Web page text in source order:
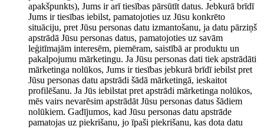
apakšpunkts), Jums ir arī tiesības pārsūtīt datus. Jebkurā brīdī
Jums ir tiesības iebilst, pamatojoties uz Jūsu konkrēto
situāciju, pret Jūsu personas datu izmantošanu, ja datu pārziņš
apstrādā Jūsu personas datus, pamatojoties uz savām
leģitīmajām interesēm, piemēram, saistībā ar produktu un
pakalpojumu mārketingu. Ja Jūsu personas dati tiek apstrādāti
mārketinga nolūkos, Jums ir tiesības jebkurā brīdī iebilst pret
Jūsu personas datu apstrādi šādā mārketingā, ieskaitot
profilēšanu. Ja Jūs iebilstat pret apstrādi mārketinga nolūkos,
mēs vairs nevarēsim apstrādāt Jūsu personas datus šādiem
nolūkiem. Gadījumos, kad Jūsu personas datu apstrāde
pamatojas uz piekrišanu, jo īpaši piekrišanu, kas dota datu